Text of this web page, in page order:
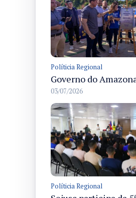
Políticia Regional
03/07/2026
Políticia Regional